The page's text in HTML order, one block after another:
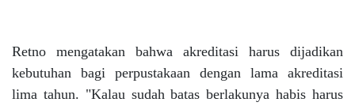
Retno mengatakan bahwa akreditasi harus dijadikan
kebutuhan bagi perpustakaan dengan lama akreditasi
lima tahun. "Kalau sudah batas berlakunya habis harus